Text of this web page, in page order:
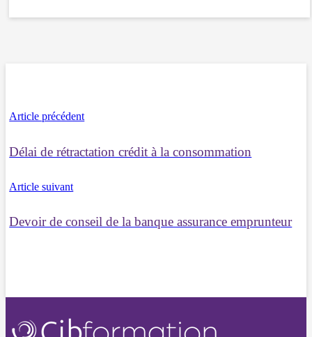
Article précédent
Délai de rétractation crédit à la consommation
Article suivant
Devoir de conseil de la banque assurance emprunteur